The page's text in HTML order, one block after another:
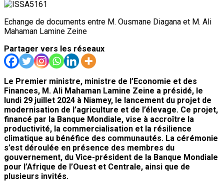
Echange de documents entre M. Ousmane Diagana et M. Ali
Mahaman Lamine Zeine
Partager vers les réseaux
Le Premier ministre, ministre de l’Economie et des
Finances, M. Ali Mahaman Lamine Zeine a présidé, le
lundi 29 juillet 2024 à Niamey, le lancement du projet de
modernisation de l’agriculture et de l’élevage. Ce projet,
financé par la Banque Mondiale, vise à accroître la
productivité, la commercialisation et la résilience
climatique au bénéfice des communautés. La cérémonie
s’est déroulée en présence des membres du
gouvernement, du Vice-président de la Banque Mondiale
pour l’Afrique de l’Ouest et Centrale, ainsi que de
plusieurs invités.